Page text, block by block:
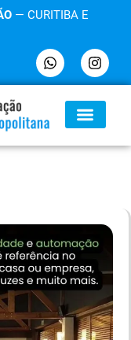
— CURITIBA E